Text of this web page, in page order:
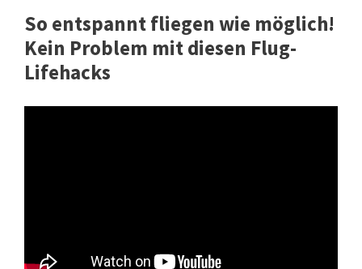
So entspannt fliegen wie möglich!
Kein Problem mit diesen Flug-
Lifehacks